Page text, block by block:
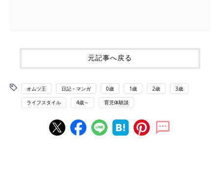
元記事へ戻る
オムツ王 日記・マンガ 0歳 1歳 2歳 3歳
ライフスタイル 4歳～ 育児体験談